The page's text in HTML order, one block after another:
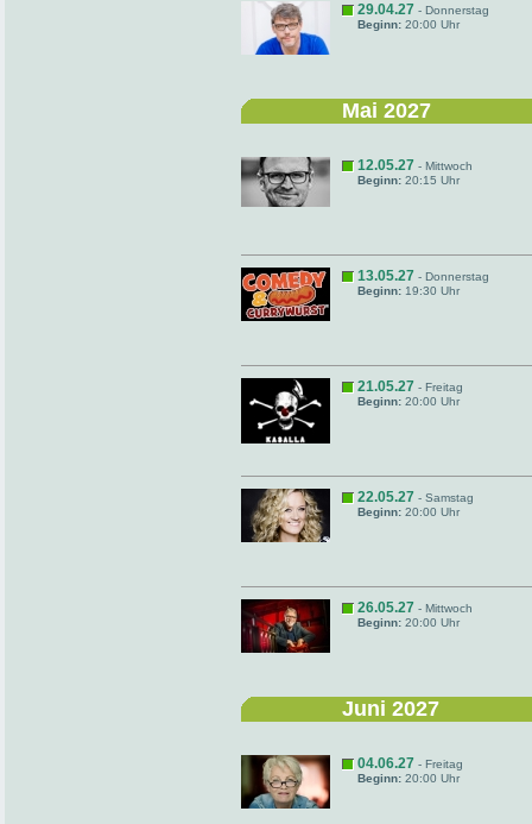
29.04.27 - Donnerstag
Beginn: 20:00 Uhr
Mai 2027
12.05.27 - Mittwoch
Beginn: 20:15 Uhr
13.05.27 - Donnerstag
Beginn: 19:30 Uhr
21.05.27 - Freitag
Beginn: 20:00 Uhr
22.05.27 - Samstag
Beginn: 20:00 Uhr
26.05.27 - Mittwoch
Beginn: 20:00 Uhr
Juni 2027
04.06.27 - Freitag
Beginn: 20:00 Uhr